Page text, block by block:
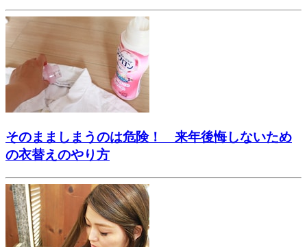
そのまましまうのは危険！ 来年後悔しないため
の衣替えのやり方